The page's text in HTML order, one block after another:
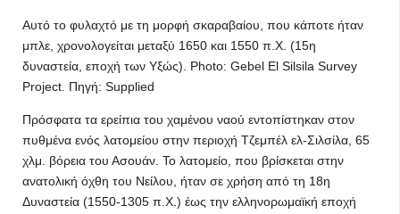
Αυτό το φυλαχτό με τη μορφή σκαραβαίου, που κάποτε ήταν
μπλε, χρονολογείται μεταξύ 1650 και 1550 π.Χ. (15η
δυναστεία, εποχή των Υξώς). Photo: Gebel El Silsila Survey
Project. Πηγή: Supplied
Πρόσφατα τα ερείπια του χαμένου ναού εντοπίστηκαν στον
πυθμένα ενός λατομείου στην περιοχή Τζεμπέλ ελ-Σιλσίλα, 65
χλμ. βόρεια του Ασουάν. Το λατομείο, που βρίσκεται στην
ανατολική όχθη του Νείλου, ήταν σε χρήση από τη 18η
Δυναστεία (1550-1305 π.Χ.) έως την ελληνορωμαϊκή εποχή